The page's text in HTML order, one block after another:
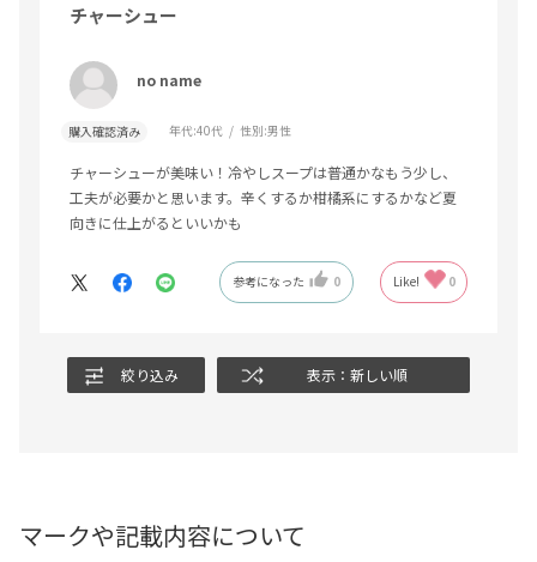
チャーシュー
no name
購入確認済み 年代:40代 性別:男性
チャーシューが美味い！冷やしスープは普通かなもう少し、
工夫が必要かと思います。辛くするか柑橘系にするかなど夏
向きに仕上がるといいかも
参考になった 0 Like! 0
絞り込み 表示：新しい順
マークや記載内容について